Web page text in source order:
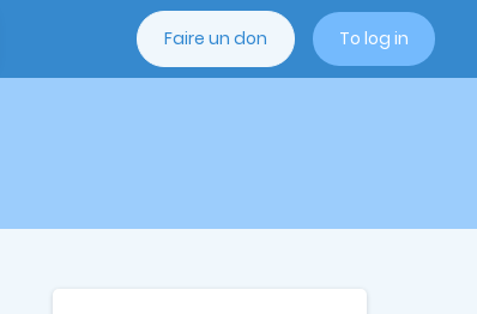
Faire un don To log in